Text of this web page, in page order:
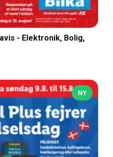
- Elektronik, Bolig,
NY